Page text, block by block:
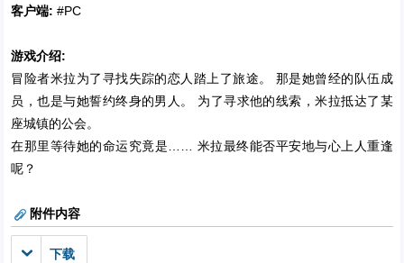
客户端: #PC
游戏介绍:
冒险者米拉为了寻找失踪的恋人踏上了旅途。 那是她曾经的队伍成
员，也是与她誓约终身的男人。 为了寻求他的线索，米拉抵达了某
座城镇的公会。
在那里等待她的命运究竟是…… 米拉最终能否平安地与心上人重逢
呢？
附件内容
下载